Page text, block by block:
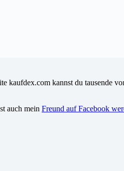
kaufdex.com kannst du tausende
auch mein Freund auf Facebook